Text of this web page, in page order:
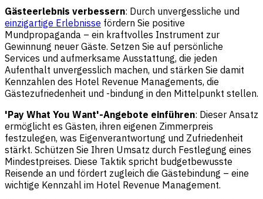
Gästeerlebnis verbessern: Durch unvergessliche und
einzigartige Erlebnisse fördern Sie positive
Mundpropaganda – ein kraftvolles Instrument zur
Gewinnung neuer Gäste. Setzen Sie auf persönliche
Services und aufmerksame Ausstattung, die jeden
Aufenthalt unvergesslich machen, und stärken Sie damit
Kennzahlen des Hotel Revenue Managements, die
Gästezufriedenheit und -bindung in den Mittelpunkt stellen.
'Pay What You Want'-Angebote einführen: Dieser Ansatz
ermöglicht es Gästen, ihren eigenen Zimmerpreis
festzulegen, was Eigenverantwortung und Zufriedenheit
stärkt. Schützen Sie Ihren Umsatz durch Festlegung eines
Mindestpreises. Diese Taktik spricht budgetbewusste
Reisende an und fördert zugleich die Gästebindung – eine
wichtige Kennzahl im Hotel Revenue Management.